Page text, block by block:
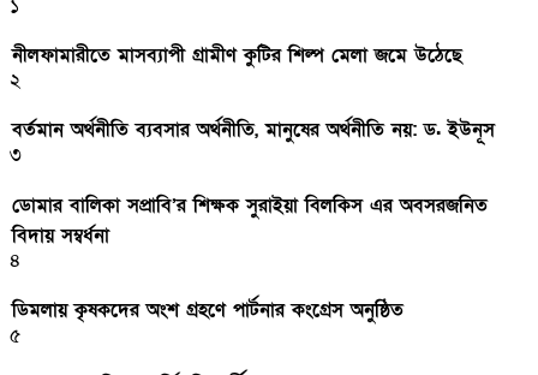
১
নীলফামারীতে মাসব্যাপী গ্রামীণ কুটির শিল্প মেলা জমে উঠেছে
২
বর্তমান অর্থনীতি ব্যবসার অর্থনীতি, মানুষের অর্থনীতি নয়: ড. ইউনূস
৩
ডোমার বালিকা সপ্রাবি’র শিক্ষক সুরাইয়া বিলকিস এর অবসরজনিত
বিদায় সম্বর্ধনা
৪
ডিমলায় কৃষকদের অংশ গ্রহণে পার্টনার কংগ্রেস অনুষ্ঠিত
৫